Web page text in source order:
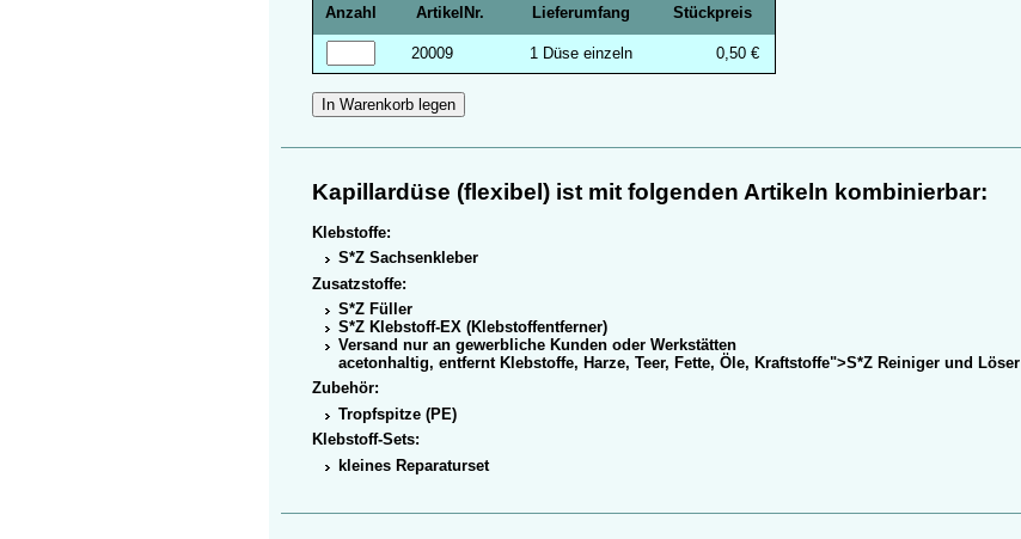
Anzahl Artikel­Nr. Liefer­umfang Stück­preis
20009 1 Düse einzeln 0,50 €
Kapillardüse (flexibel) ist mit folgenden Artikeln kombinierbar:
Klebstoffe:
S*Z Sachsen­kleber
Zusatzstoffe:
S*Z Füller
S*Z Klebstoff-EX (Klebstoff­entferner)
Versand nur an gewerbliche Kunden oder Werkstätten
acetonhaltig, entfernt Klebstoffe, Harze, Teer, Fette, Öle, Kraftstoffe">S*Z Reiniger und Löser
Zubehör:
Tropf­spitze (PE)
Klebstoff-Sets:
kleines Reparaturset